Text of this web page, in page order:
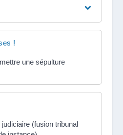
!
une sépulture
(fusion tribunal